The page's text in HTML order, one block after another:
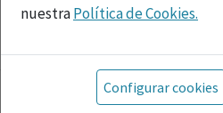
nuestraPolítica de Cookies.
Toda la información incluida en
referida a productos del
tanto, dirigida a profesionales
Configurar cookies